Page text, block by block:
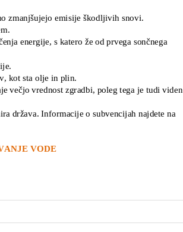
zmanjšujejo emisije škodljivih snovi.
energije, s katero že od prvega sončnega
kot sta olje in plin.
večjo vrednost zgradbi, poleg tega je tudi viden
država. Informacije o subvencijah najdete na
VODE
točo in sneg
okolja - vakuumska izolacija